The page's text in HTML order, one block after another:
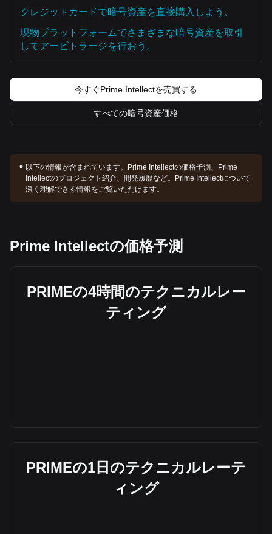
は短期的には上部供給を吸収するために変動または整理を経
験する可能性がありますが、価格が重要なサポートレベル
$6.80の上に留まっている限り、中期的なトレンドは
bullish-Neutral（強気中立）のままになると予想されます。
クレジットカードで暗号資産を直接購入しよう。
現物プラットフォームでさまざまな暗号資産を取引
してアービトラージを行おう。
今すぐPrime Intellectを売買する
すべての暗号資産価格
以下の情報が含まれています。
Prime Intellectの価格予測、Prime
Intellectのプロジェクト紹介、開発履歴など。Prime Intellectについて
深く理解できる情報をご覧いただけます。
Prime Intellectの価格予測
PRIMEの4時間のテクニカルレー
ティング
PRIMEの1日のテクニカルレーテ
ィング